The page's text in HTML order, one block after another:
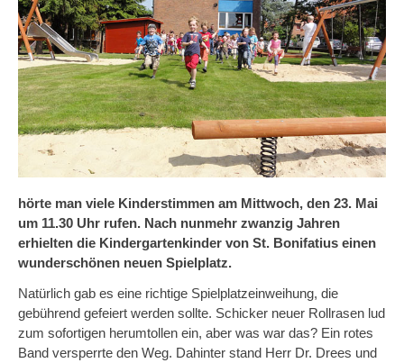
hörte man viele Kinderstimmen am Mittwoch, den 23. Mai
um 11.30 Uhr rufen. Nach nunmehr zwanzig Jahren
erhielten die Kindergartenkinder von St. Bonifatius einen
wunderschönen neuen Spielplatz.
Natürlich gab es eine richtige Spielplatzeinweihung, die
gebührend gefeiert werden sollte. Schicker neuer Rollrasen lud
zum sofortigen herumtollen ein, aber was war das? Ein rotes
Band versperrte den Weg. Dahinter stand Herr Dr. Drees und